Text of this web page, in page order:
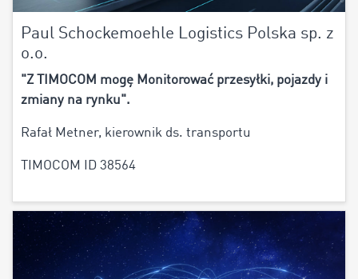
Paul Schockemoehle Logistics Polska sp. z
o.o.
"Z TIMOCOM mogę Monitorować przesyłki, pojazdy i
zmiany na rynku".
Rafał Metner, kierownik ds. transportu
TIMOCOM ID 38564